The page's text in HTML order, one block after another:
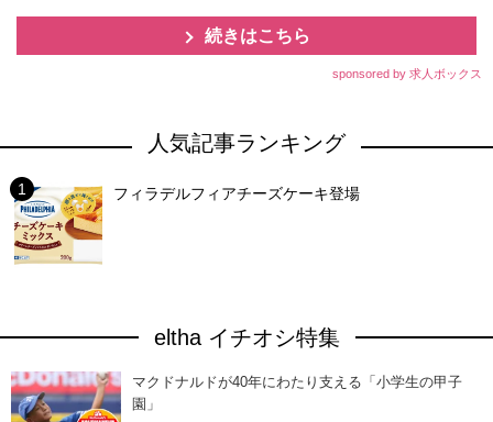
続きはこちら
sponsored by 求人ボックス
人気記事ランキング
フィラデルフィアチーズケーキ登場
eltha イチオシ特集
マクドナルドが40年にわたり支える「小学生の甲子
園」